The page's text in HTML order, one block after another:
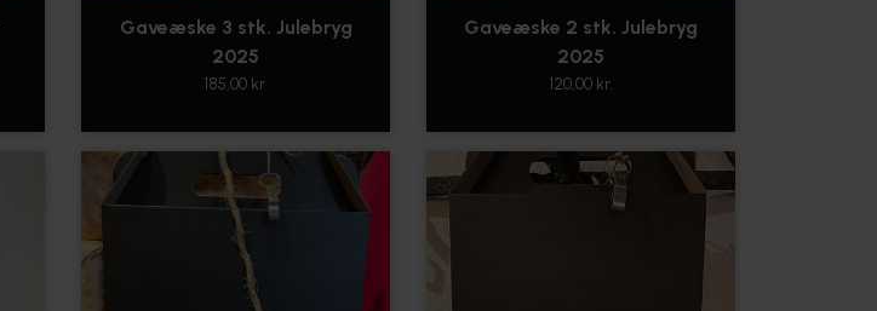
Gaveæske 3 stk. Julebryg
2025
185,00 kr.
Gaveæske 2 stk. Julebryg
2025
120,00 kr.